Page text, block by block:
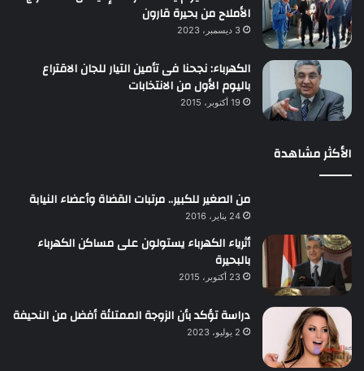
الأملاح من بحيرة قارون
3 ديسمبر، 2023
الكهرباء: نجحنا فى تأمين التيار للجان الاقتراع
باليوم الأول من الانتخابات
19 أكتوبر، 2015
الأكثر مشاهدة
من الصغير للكبير.. مرتبات القضاة وأعضاء النيابة
24 يناير، 2016
أثرياء الكهرباء يستولون على مساكن الكهرباء
بالبحيرة
23 أكتوبر، 2015
دراسة تؤكد بأن الزوجة الممتلئة أفضل من النحيفة
2 يوليو، 2023